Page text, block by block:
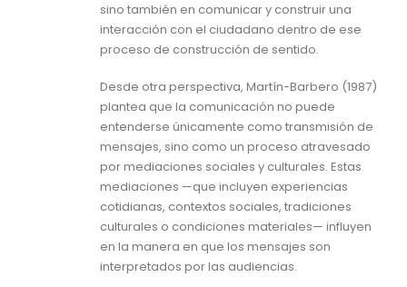
sino también en comunicar y construir una
interacción con el ciudadano dentro de ese
proceso de construcción de sentido.
Desde otra perspectiva, Martín-Barbero (1987)
plantea que la comunicación no puede
entenderse únicamente como transmisión de
mensajes, sino como un proceso atravesado
por mediaciones sociales y culturales. Estas
mediaciones —que incluyen experiencias
cotidianas, contextos sociales, tradiciones
culturales o condiciones materiales— influyen
en la manera en que los mensajes son
interpretados por las audiencias.